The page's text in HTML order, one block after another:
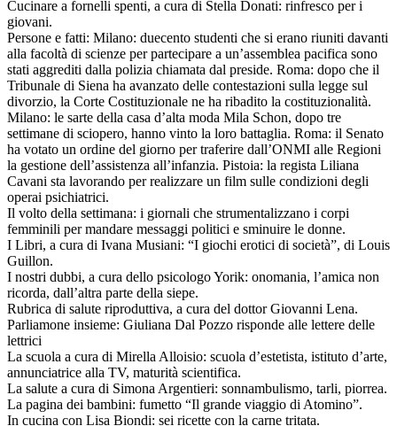
Cucinare a fornelli spenti, a cura di Stella Donati: rinfresco per i
giovani.
Persone e fatti: Milano: duecento studenti che si erano riuniti davanti
alla facoltà di scienze per partecipare a un’assemblea pacifica sono
stati aggrediti dalla polizia chiamata dal preside. Roma: dopo che il
Tribunale di Siena ha avanzato delle contestazioni sulla legge sul
divorzio, la Corte Costituzionale ne ha ribadito la costituzionalità.
Milano: le sarte della casa d’alta moda Mila Schon, dopo tre
settimane di sciopero, hanno vinto la loro battaglia. Roma: il Senato
ha votato un ordine del giorno per traferire dall’ONMI alle Regioni
la gestione dell’assistenza all’infanzia. Pistoia: la regista Liliana
Cavani sta lavorando per realizzare un film sulle condizioni degli
operai psichiatrici.
Il volto della settimana: i giornali che strumentalizzano i corpi
femminili per mandare messaggi politici e sminuire le donne.
I Libri, a cura di Ivana Musiani: “I giochi erotici di società”, di Louis
Guillon.
I nostri dubbi, a cura dello psicologo Yorik: onomania, l’amica non
ricorda, dall’altra parte della siepe.
Rubrica di salute riproduttiva, a cura del dottor Giovanni Lena.
Parliamone insieme: Giuliana Dal Pozzo risponde alle lettere delle
lettrici
La scuola a cura di Mirella Alloisio: scuola d’estetista, istituto d’arte,
annunciatrice alla TV, maturità scientifica.
La salute a cura di Simona Argentieri: sonnambulismo, tarli, piorrea.
La pagina dei bambini: fumetto “Il grande viaggio di Atomino”.
In cucina con Lisa Biondi: sei ricette con la carne tritata.